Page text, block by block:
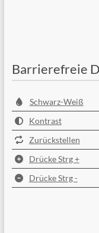
Barrierefreie
Schwarz-Weiß
Kontrast
Zurückstellen
Drücke Strg +
Drücke Strg -